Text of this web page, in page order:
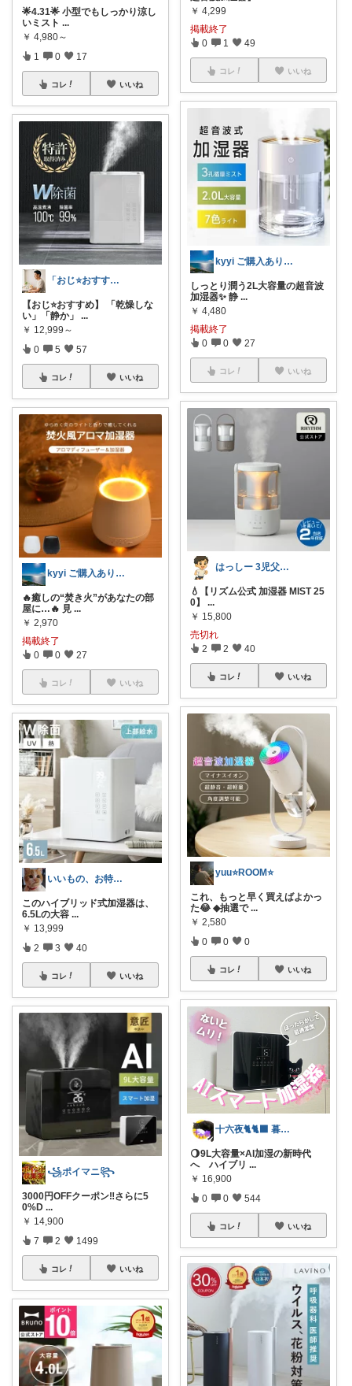
🌟4.31🌟 小型でもしっかり涼し
いミスト ...
￥ 4,980～
1 0 17
コレ いいね
「おじ⭐おすすめ」もの好きおじさん
【おじ⭐おすすめ】 「乾燥しな
い」「静か」
...
￥ 12,999～
0 5 57
コレ いいね
kyyi ご購入ありがとうございます✨✨
🔥癒しの“焚き火”があなたの部
屋に…🔥 見 ...
￥ 2,970
掲載終了
0 0 27
コレ いいね
いいもの、お特品、おすすめ。
このハイブリッド式加湿器は、
6.5Lの大容 ...
￥ 13,999
2 3 40
コレ いいね
꧁ポイマニ꧂
3000円OFFクーポン‼️さらに5
0%D ...
￥ 14,900
7 2 1499
コレ いいね
￥ 4,299
掲載終了
0 1 49
コレ いいね
kyyi ご購入ありがとうございます✨✨
しっとり潤う2L大容量の超音波
加湿器✨ 静 ...
￥ 4,480
掲載終了
0 0 27
コレ いいね
はっしー 3児父ランナー FP3級✨️
💧【リズム公式 加湿器 MIST 25
0】
...
￥ 15,800
売切れ
2 2 40
コレ いいね
yuu⭐️ROOM⭐️
これ、もっと早く買えばよかっ
た😂 ◆抽選で ...
￥ 2,580
0 0 0
コレ いいね
十六夜🐈🐈‍⬛ 暮らしのあれこれ
🌖9L大容量×AI加湿の新時代
へ ハイブリ ...
￥ 16,900
0 0 544
コレ いいね